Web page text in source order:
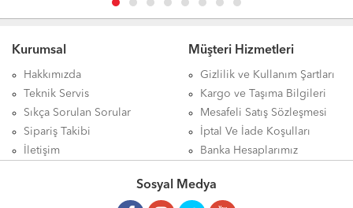
Kurumsal
Hakkımızda
Teknik Servis
Sıkça Sorulan Sorular
Sipariş Takibi
İletişim
Müşteri Hizmetleri
Gizlilik ve Kullanım Şartları
Kargo ve Taşıma Bilgileri
Mesafeli Satış Sözleşmesi
İptal Ve İade Koşulları
Banka Hesaplarımız
Sosyal Medya